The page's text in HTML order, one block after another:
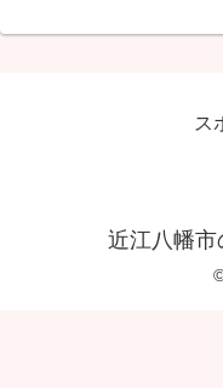
ス
近江八幡市